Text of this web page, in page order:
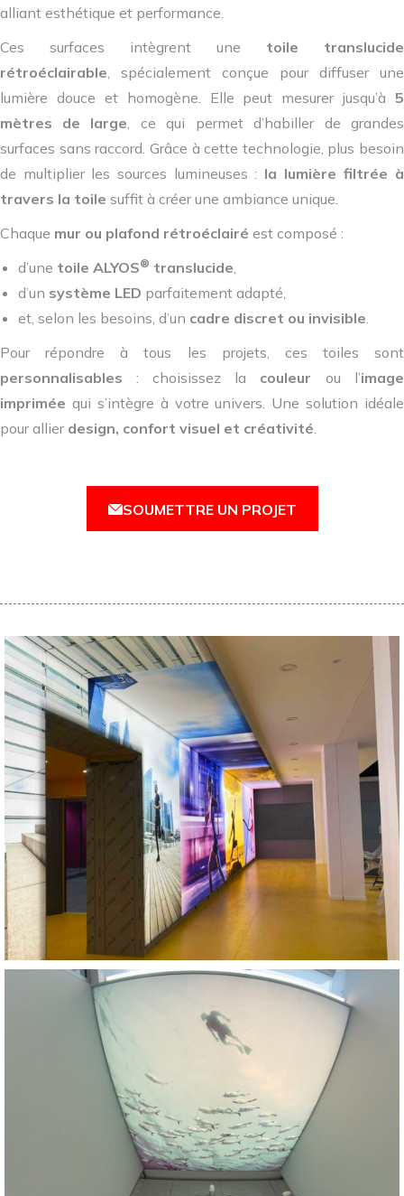
alliant esthétique et performance.
Ces surfaces intègrent une toile translucide
rétroéclairable, spécialement conçue pour diffuser une
lumière douce et homogène. Elle peut mesurer jusqu’à 5
mètres de large, ce qui permet d’habiller de grandes
surfaces sans raccord. Grâce à cette technologie, plus besoin
de multiplier les sources lumineuses : la lumière filtrée à
travers la toile suffit à créer une ambiance unique.
Chaque mur ou plafond rétroéclairé est composé :
d’une toile ALYOS® translucide,
d’un système LED parfaitement adapté,
et, selon les besoins, d’un cadre discret ou invisible.
Pour répondre à tous les projets, ces toiles sont
personnalisables : choisissez la couleur ou l’image
imprimée qui s’intègre à votre univers. Une solution idéale
pour allier design, confort visuel et créativité.
SOUMETTRE UN PROJET